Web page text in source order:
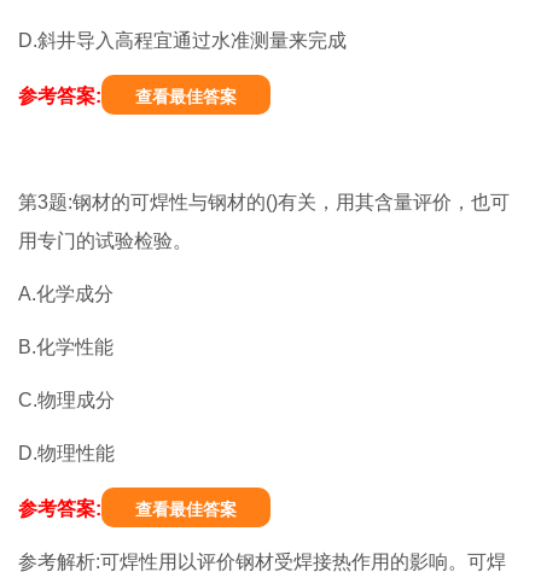
D.斜井导入高程宜通过水准测量来完成
参考答案: 查看最佳答案
第3题:钢材的可焊性与钢材的()有关，用其含量评价，也可
用专门的试验检验。
A.化学成分
B.化学性能
C.物理成分
D.物理性能
参考答案: 查看最佳答案
参考解析:可焊性用以评价钢材受焊接热作用的影响。可焊